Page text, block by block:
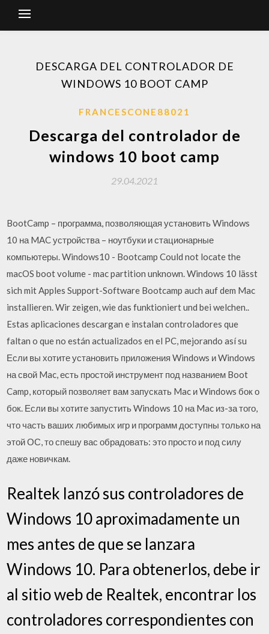
DESCARGA DEL CONTROLADOR DE
WINDOWS 10 BOOT CAMP
FRANCESCONE88021
Descarga del controlador de
windows 10 boot camp
29.04.2021
BootCamp – программа, позволяющая установить Windows
10 на MAC устройства – ноутбуки и стационарные
компьютеры. Windows10 - Bootcamp Could not locate the
macOS boot volume - mac partition unknown. Windows 10 lässt
sich mit Apples Support-Software Bootcamp auch auf dem Mac
installieren. Wir zeigen, wie das funktioniert und bei welchen..
Estas aplicaciones descargan e instalan controladores que
faltan o que no están actualizados en el PC, mejorando así su
Если вы хотите установить приложения Windows и Windows
на свой Mac, есть простой инструмент под названием Boot
Camp, который позволяет вам запускать Mac и Windows бок о
бок. Если вы хотите запустить Windows 10 на Mac из-за того,
что часть ваших любимых игр и программ доступны только на
этой ОС, то спешу вас обрадовать: это просто и под силу
даже новичкам.
Realtek lanzó sus controladores de
Windows 10 aproximadamente un
mes antes de que se lanzara
Windows 10. Para obtenerlos, debe ir
al sitio web de Realtek, encontrar los
controladores correspondientes con